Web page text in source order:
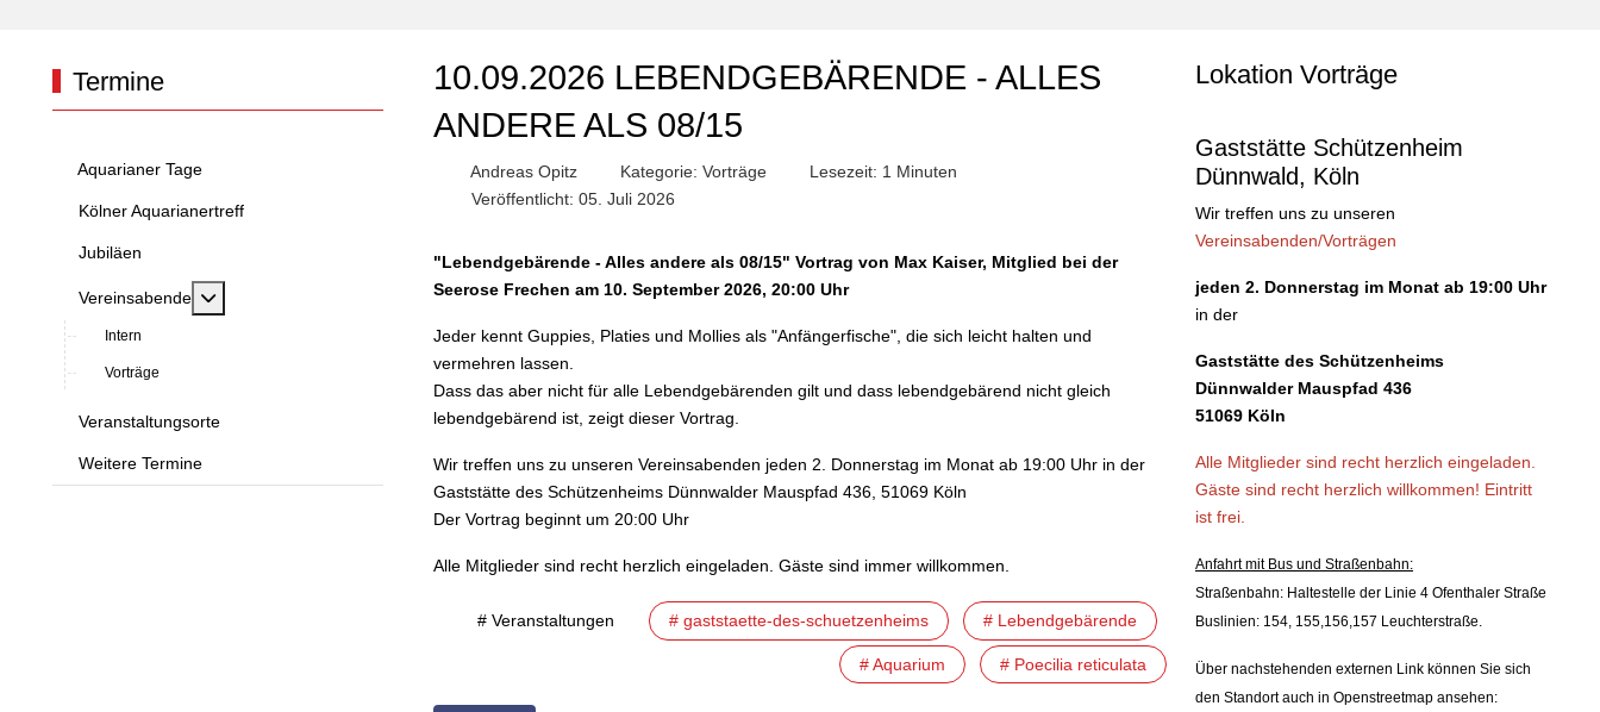
Termine
Aquarianer Tage
Kölner Aquarianertreff
Jubiläen
Vereinsabende MOD_MENU_TOGGLE_SUBMENU_LABEL
Intern
Vorträge
Veranstaltungsorte
Weitere Termine
10.09.2026 LEBENDGEBÄRENDE - ALLES
ANDERE ALS 08/15
Andreas Opitz Kategorie: Vorträge
Lesezeit: 1 Minuten
Veröffentlicht: 05. Juli 2026
"Lebendgebärende - Alles andere als 08/15" Vortrag von Max Kaiser, Mitglied bei der
Seerose Frechen am 10. September 2026, 20:00 Uhr
Jeder kennt Guppies, Platies und Mollies als "Anfängerfische", die sich leicht halten und
vermehren lassen.
Dass das aber nicht für alle Lebendgebärenden gilt und dass lebendgebärend nicht gleich
lebendgebärend ist, zeigt dieser Vortrag.
Wir treffen uns zu unseren Vereinsabenden jeden 2. Donnerstag im Monat ab 19:00 Uhr in der
Gaststätte des Schützenheims Dünnwalder Mauspfad 436, 51069 Köln
Der Vortrag beginnt um 20:00 Uhr
Alle Mitglieder sind recht herzlich eingeladen. Gäste sind immer willkommen.
# Veranstaltungen # gaststaette-des-schuetzenheims # Lebendgebärende
# Aquarium # Poecilia reticulata
Lokation Vorträge
Gaststätte Schützenheim
Dünnwald, Köln
Wir treffen uns zu unseren
Vereinsabenden/Vorträgen
jeden 2. Donnerstag im Monat ab 19:00 Uhr
in der
Gaststätte des Schützenheims
Dünnwalder Mauspfad 436
51069 Köln
Alle Mitglieder sind recht herzlich eingeladen.
Gäste sind recht herzlich willkommen! Eintritt
ist frei.
Anfahrt mit Bus und Straßenbahn:
Straßenbahn: Haltestelle der Linie 4 Ofenthaler Straße
Buslinien: 154, 155,156,157 Leuchterstraße.
Über nachstehenden externen Link können Sie sich
den Standort auch in Openstreetmap ansehen: